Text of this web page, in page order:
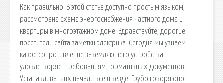
Как правильно. В этой статье доступно простым языком,
рассмотрена схема энергоснабжения частного дома и
квартиры в многоэтажном доме. Здравствуйте, дорогие
посетители сайта заметки электрика. Сегодня мы узнаем
какое сопротивление заземляющего устройства
удовлетворяет требованиям нормативных документов.
Устанавливать их начали все и везде. Грубо говоря оно